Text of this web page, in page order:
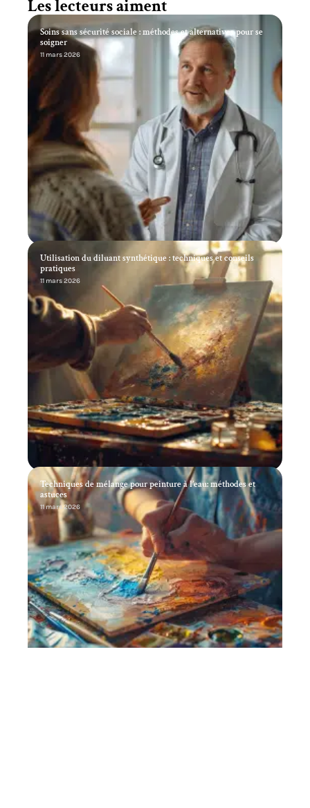
Les lecteurs aiment
Soins sans sécurité sociale : méthodes et alternatives pour se
soigner
11 mars 2026
Utilisation du diluant synthétique : techniques et conseils
pratiques
11 mars 2026
Techniques de mélange pour peinture à l’eau: méthodes et
astuces
11 mars 2026